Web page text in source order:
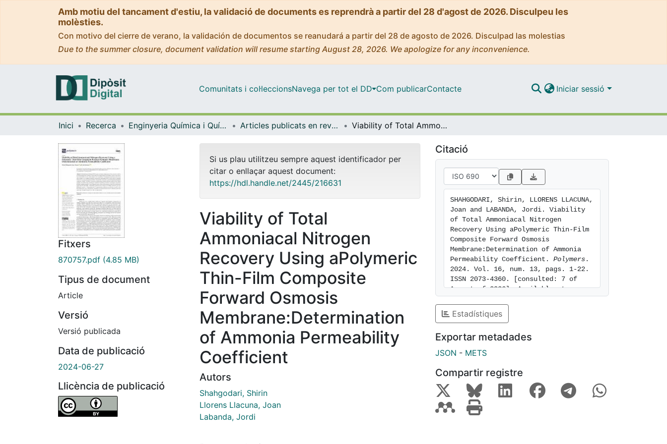
Amb motiu del tancament d'estiu, la validació de documents es reprendrà a partir del 28 d'agost de 2026. Disculpeu les
molèsties.
Con motivo del cierre de verano, la validación de documentos se reanudará a partir del 28 de agosto de 2026. Disculpad las molestias
Due to the summer closure, document validation will resume starting August 28, 2026. We apologize for any inconvenience.
Comunitats i col·leccionsNavega per tot el DD Com publicarContacte Iniciar sessió
Inici Recerca Enginyeria Química i Química Analítica Articles publicats en revistes (Enginyeria Química i Química Analítica) Viability of Total Ammoniacal Nitrogen Recovery Using aPolymeric Thin-Film Composite Forward Osmosis Membrane:Determination of Ammonia Permeability Coefficient
Fitxers
870757.pdf (4.85 MB)
Tipus de document
Article
Versió
Versió publicada
Data de publicació
2024-06-27
Llicència de publicació
Si us plau utilitzeu sempre aquest identificador per
citar o enllaçar aquest document:
https://hdl.handle.net/2445/216631
Viability of Total
Ammoniacal Nitrogen
Recovery Using aPolymeric
Thin-Film Composite
Forward Osmosis
Membrane:Determination
of Ammonia Permeability
Coefficient
Autors
Shahgodari, Shirin
Llorens Llacuna, Joan
Labanda, Jordi
Citació
SHAHGODARI, Shirin, LLORENS LLACUNA,
Joan and LABANDA, Jordi. Viability
of Total Ammoniacal Nitrogen
Recovery Using aPolymeric Thin-Film
Composite Forward Osmosis
Membrane:Determination of Ammonia
Permeability Coefficient. Polymers .
2024. Vol. 16, num. 13, pags. 1-22.
ISSN 2073-4360. [consulted: 7 of
August of 2026]. Available at:
Estadístiques
Exportar metadades
JSON - METS
Compartir registre